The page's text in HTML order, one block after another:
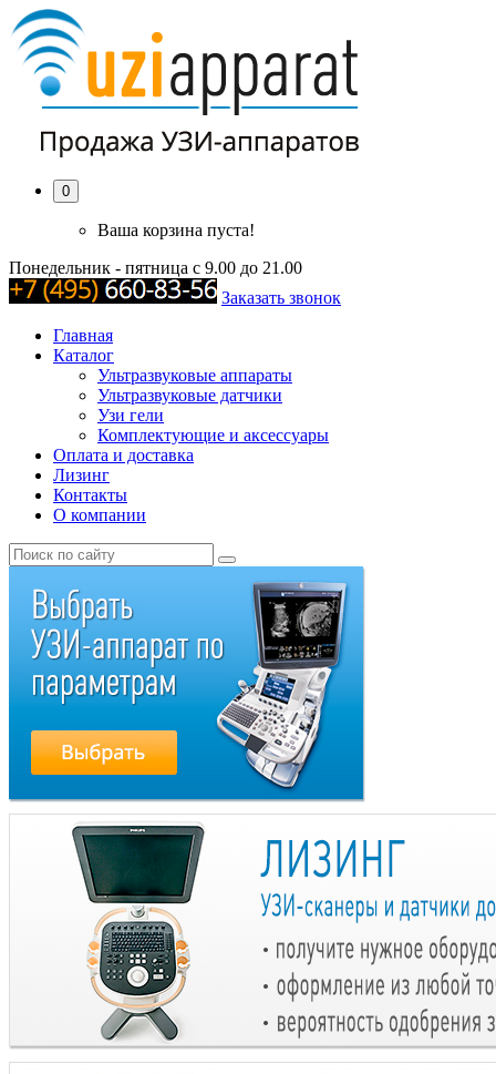
0
Ваша корзина пуста!
Понедельник - пятница с 9.00 до 21.00
Заказать звонок
Главная
Каталог
Ультразвуковые аппараты
Ультразвуковые датчики
Узи гели
Комплектующие и аксессуары
Оплата и доставка
Лизинг
Контакты
О компании